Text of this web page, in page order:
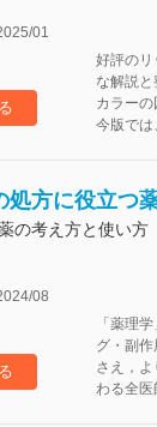
01
好評のリ
な解説
カラーの
今版では
処方に役立つ
の考え方と使い方
08
「薬理
グ・副
さえ，
わる全医